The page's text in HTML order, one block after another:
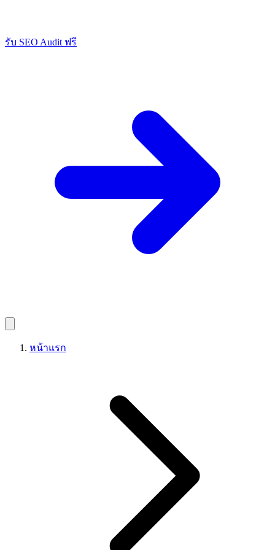
รับ SEO Audit ฟรี
หน้าแรก